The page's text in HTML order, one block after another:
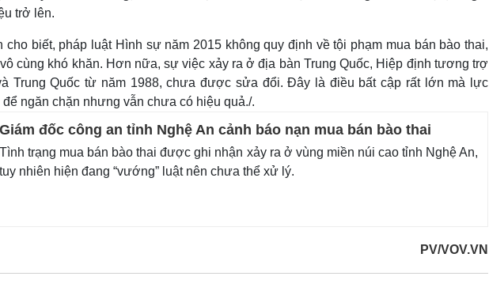
trở lên.
cho biết, pháp luật Hình sự năm 2015 không quy định về tội phạm mua bán bào thai,
cùng khó khăn. Hơn nữa, sự việc xảy ra ở địa bàn Trung Quốc, Hiệp định tương trợ
Trung Quốc từ năm 1988, chưa được sửa đổi. Đây là điều bất cập rất lớn mà lực
ngăn chặn nhưng vẫn chưa có hiệu quả./.
Giám đốc công an tỉnh Nghệ An cảnh báo nạn mua bán bào thai
Tình trạng mua bán bào thai được ghi nhận xảy ra ở vùng miền núi cao tỉnh Nghệ An,
tuy nhiên hiện đang “vướng” luật nên chưa thể xử lý.
PV/VOV.VN